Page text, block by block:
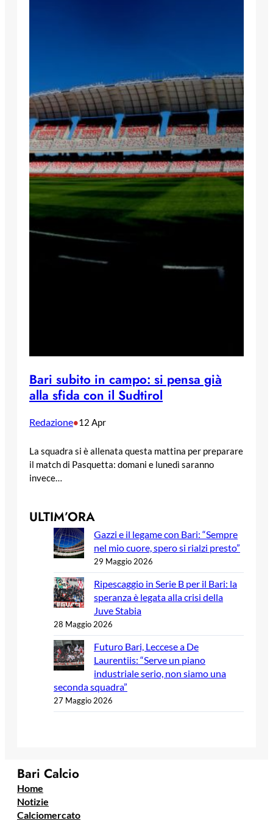
Bari subito in campo: si pensa già
alla sfida con il Sudtirol
Redazione•12 Apr
La squadra si è allenata questa mattina per preparare
il match di Pasquetta: domani e lunedì saranno
invece…
ULTIM’ORA
Gazzi e il legame con Bari: “Sempre
nel mio cuore, spero si rialzi presto”
29 Maggio 2026
Ripescaggio in Serie B per il Bari: la
speranza è legata alla crisi della
Juve Stabia
28 Maggio 2026
Futuro Bari, Leccese a De
Laurentiis: “Serve un piano
industriale serio, non siamo una
seconda squadra”
27 Maggio 2026
Bari Calcio
Home
Notizie
Calciomercato